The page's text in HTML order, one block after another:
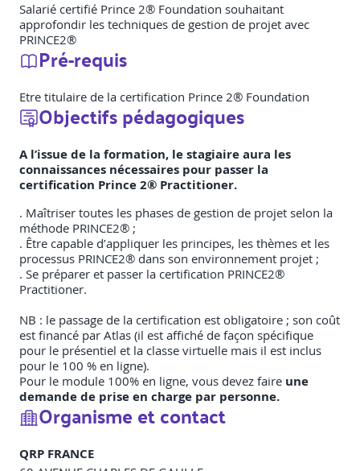
Salarié certifié Prince 2® Foundation souhaitant
approfondir les techniques de gestion de projet avec
PRINCE2®
Pré-requis
Etre titulaire de la certification Prince 2® Foundation
Objectifs pédagogiques
A l’issue de la formation, le stagiaire aura les
connaissances nécessaires pour passer la
certification Prince 2® Practitioner.
. Maîtriser toutes les phases de gestion de projet selon la
méthode PRINCE2® ;
. Être capable d’appliquer les principes, les thèmes et les
processus PRINCE2® dans son environnement projet ;
. Se préparer et passer la certification PRINCE2®
Practitioner.
NB : le passage de la certification est obligatoire ; son coût
est financé par Atlas (il est affiché de façon spécifique
pour le présentiel et la classe virtuelle mais il est inclus
pour le 100 % en ligne).
Pour le module 100% en ligne, vous devez faire une
demande de prise en charge par personne.
Organisme et contact
QRP FRANCE